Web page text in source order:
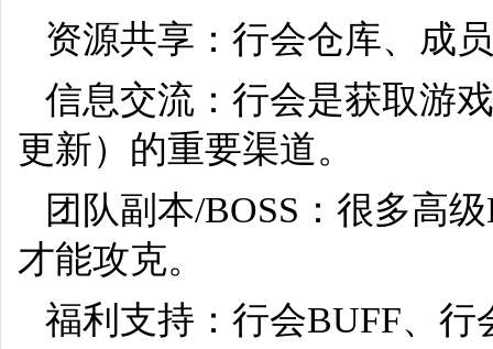
资源共享：行会仓库、成
信息交流：行会是获取游
更新）的重要渠道。
团队副本/BOSS：很多高
才能攻克。
福利支持：行会BUFF、